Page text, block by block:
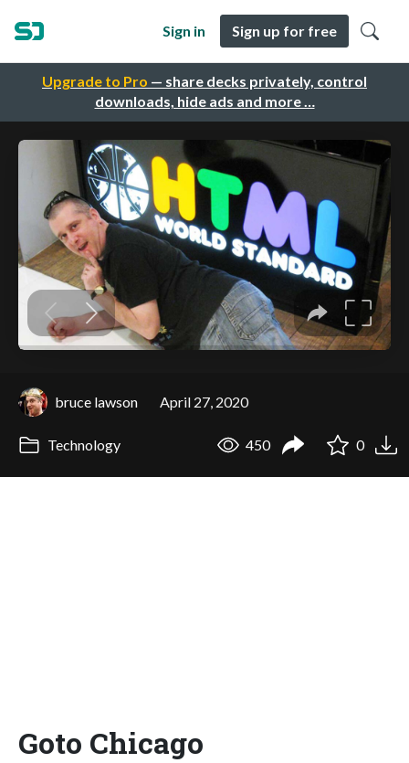
Upgrade to Pro — share decks privately, control
downloads, hide ads and more …
Sign in Sign up for free
bruce lawson April 27, 2020
Technology 450 0
Goto Chicago